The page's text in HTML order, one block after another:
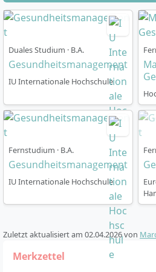
vier Spezialisierungen:
Digitales
Ernährungsberatung
Hygienemanagement
Prävention und
Praxisorientierte Module
Planspiele, Erstellung
Arbeit, Bachelor-Thesis
Du wirst dazu befähigt,
Gesundheitswesen zu
und evidenzbasiert zu steuern.
Problemlösungskompetenz
im Kontext der
Lernziele.
Duales Studium · B.A.
Gesundheitsmanagement
IU Internationale Hochschule
Fernstudium · B.A.
Gesundheitsmanagement
IU Internationale Hochschule
Zuletzt aktualisiert am 02.04.2026von
Merkzettel